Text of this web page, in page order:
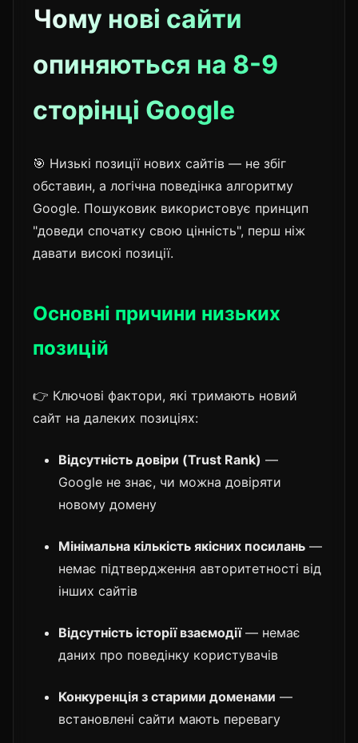
Чому нові сайти
опиняються на 8-9
сторінці Google
🎯 Низькі позиції нових сайтів — не збіг
обставин, а логічна поведінка алгоритму
Google. Пошуковик використовує принцип
"доведи спочатку свою цінність", перш ніж
давати високі позиції.
Основні причини низьких
позицій
👉 Ключові фактори, які тримають новий
сайт на далеких позиціях:
Відсутність довіри (Trust Rank) —
Google не знає, чи можна довіряти
новому домену
Мінімальна кількість якісних посилань —
немає підтвердження авторитетності від
інших сайтів
Відсутність історії взаємодії— немає
даних про поведінку користувачів
Конкуренція з старими доменами —
встановлені сайти мають перевагу